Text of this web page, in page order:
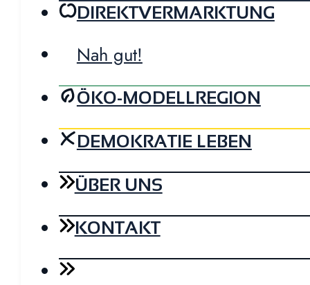
DIREKTVERMARKTUNG
Nah gut!
ÖKO-MODELLREGION
DEMOKRATIE LEBEN
ÜBER UNS
KONTAKT